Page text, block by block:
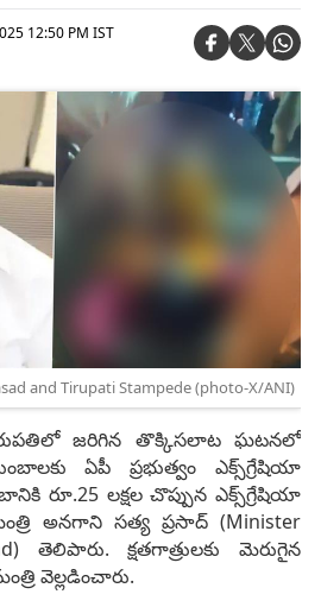
12:50 PM IST
and Tirupati Stampede (photo-X/ANI)
జరిగిన తొక్కిసలాట ఘటనలో
ఏపీ ప్రభుత్వం ఎక్స్‌గ్రేషియా
రూ.25 లక్షల చొప్పున ఎక్స్‌గ్రేషియా
అనగాని సత్య ప్రసాద్ (Minister
తెలిపారు. క్షతగాత్రులకు మెరుగైన
వెల్లడించారు.